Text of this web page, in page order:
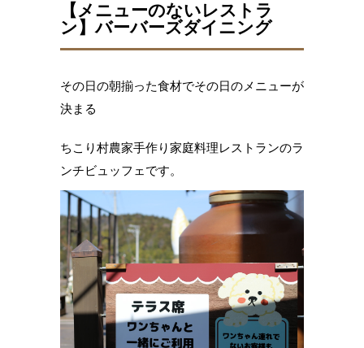
【メニューのないレストラ
ン】バーバーズダイニング
その日の朝揃った食材でその日のメニューが
決まる
ちこり村農家手作り家庭料理レストランのラ
ンチビュッフェです。